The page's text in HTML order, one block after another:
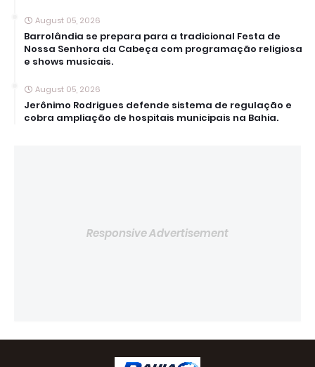
August 05, 2026
Barrolândia se prepara para a tradicional Festa de
Nossa Senhora da Cabeça com programação religiosa
e shows musicais.
August 05, 2026
Jerônimo Rodrigues defende sistema de regulação e
cobra ampliação de hospitais municipais na Bahia.
Responsive Advertisement